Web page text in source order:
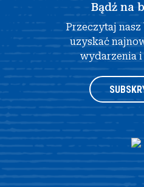
Bądź na
Przeczytaj
uzyskać
wydarzenia i